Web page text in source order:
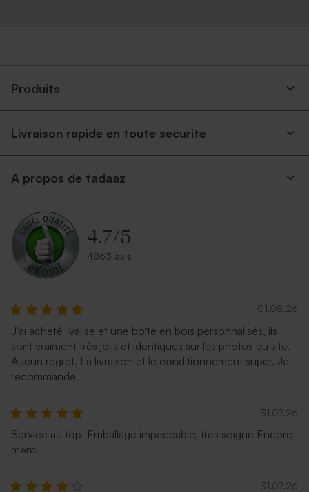
Produits
Livraison rapide en toute securite
A propos de tadaaz
4.7/5
4863 avis
01.08.26
J'ai acheté 1valise et une boîte en bois personnalisés, ils
sont vraiment très jolis et identiques sur les photos du site.
Aucun regret. La livraison et le conditionnement super. Je
recommande
31.07.26
Service au top. Emballage impeccable, très soigné Encore
merci
31.07.26